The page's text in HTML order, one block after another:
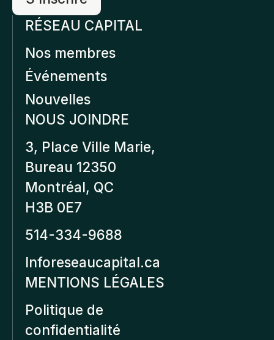
RÉSEAU CAPITAL
Nos membres
Événements
Nouvelles
NOUS JOINDRE
3, Place Ville Marie,
Bureau 12350
Montréal, QC
H3B 0E7
514-334-9688
Inforeseaucapital.ca
MENTIONS LÉGALES
Politique de
confidentialité